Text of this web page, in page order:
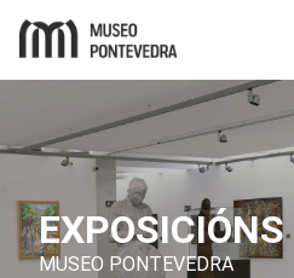
MUSEO PONTEVEDRA